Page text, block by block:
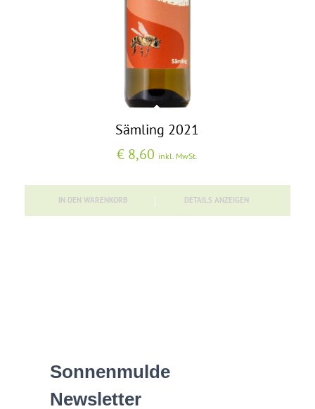
Sämling 2021
€ 8,60 inkl. MwSt.
IN DEN WARENKORB DETAILS ANZEIGEN